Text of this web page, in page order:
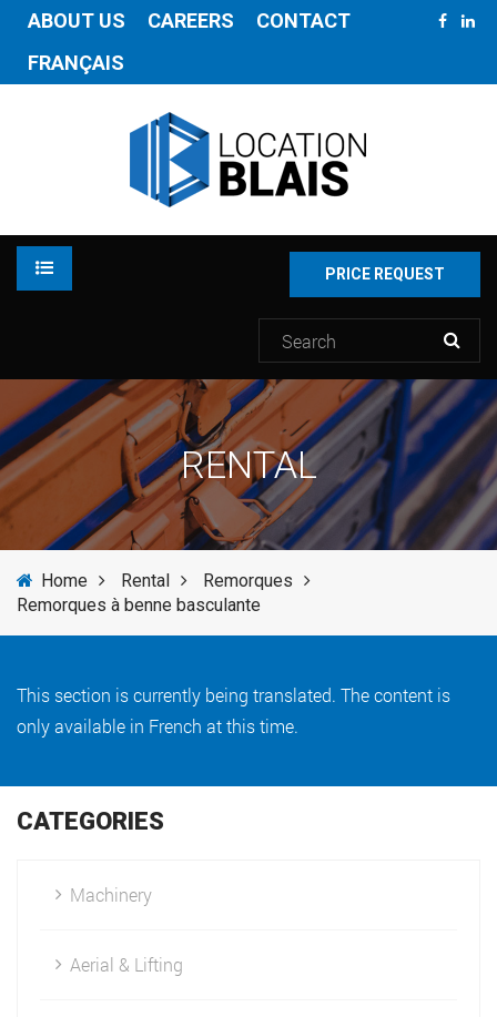
ABOUT US CAREERS
CONTACT
FRANÇAIS
RENTAL
INVENTORY
SERVICES
NEWS
PRICE REQUEST
RENTAL
Home Rental
Remorques
Remorques à benne basculante
This section is currently being translated. The content is
only available in French at this time.
CATEGORIES
Machinery
Aerial & Lifting